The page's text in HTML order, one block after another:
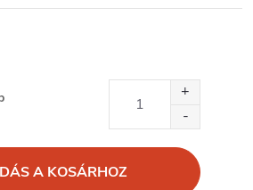
A KOSÁRHOZ